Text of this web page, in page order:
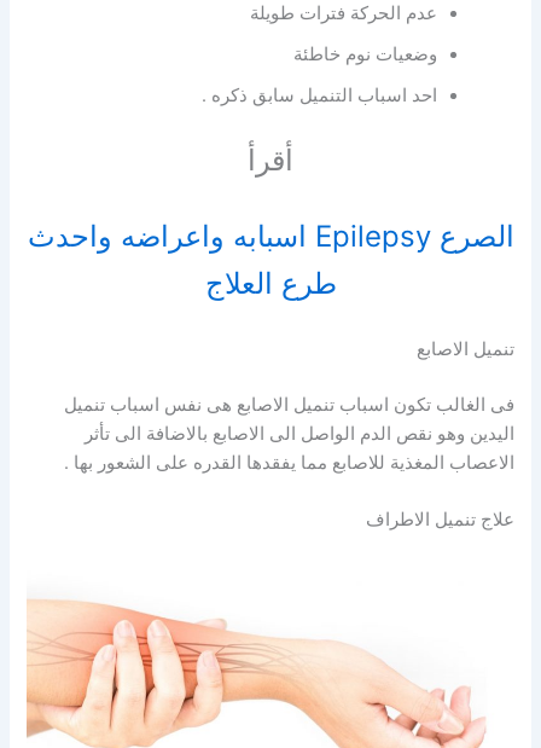
عدم الحركة فترات طويلة
وضعيات نوم خاطئة
احد اسباب التنميل سابق ذكره .
أقرأ
الصرع Epilepsy اسبابه واعراضه واحدث
طرع العلاج
تنميل الاصابع
فى الغالب تكون اسباب تنميل الاصابع هى نفس اسباب تنميل
اليدين وهو نقص الدم الواصل الى الاصابع بالاضافة الى تأثر
الاعصاب المغذية للاصابع مما يفقدها القدره على الشعور بها .
علاج تنميل الاطراف